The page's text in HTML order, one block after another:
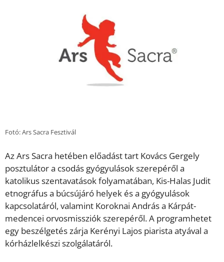
Fotó: Ars Sacra Fesztivál
Az Ars Sacra hetében előadást tart Kovács Gergely
posztulátor a csodás gyógyulások szerepéről a
katolikus szentavatások folyamatában, Kis-Halas Judit
etnográfus a búcsújáró helyek és a gyógyulások
kapcsolatáról, valamint Koroknai András a Kárpát-
medencei orvosmissziók szerepéről. A programhetet
egy beszélgetés zárja Kerényi Lajos piarista atyával a
kórházlelkészi szolgálatáról.